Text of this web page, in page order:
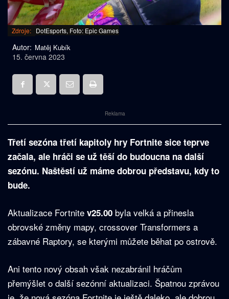
Zdroje: DotEsports, Foto: Epic Games
Autor: Matěj Kubík
15. června 2023
Reklama
Třetí sezóna třetí kapitoly hry Fortnite sice teprve
začala, ale hráči se už těší do budoucna na další
sezónu. Naštěstí už máme dobrou představu, kdy to
bude.
Aktualizace Fortnite v25.00 byla velká a přinesla
obrovské změny mapy, crossover Transformers a
zábavné Raptory, se kterými můžete běhat po ostrově.
Ani tento nový obsah však nezabránil hráčům
přemýšlet o další sezónní aktualizaci. Špatnou zprávou